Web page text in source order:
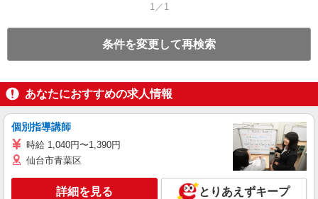
1／1
条件を変更して再検索
あなたにおすすめの求人情報
個別指導講師
時給 1,040円〜1,390円
仙台市青葉区
詳細を見る とりあえずキープ